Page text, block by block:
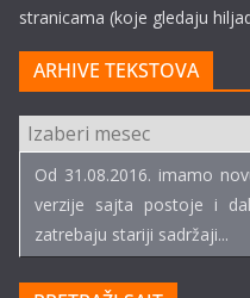
stranicama (koje gledaju
ARHIVE TEKSTOVA
ARHIVE
TEKSTOVA
Od 31.08.2016. imamo
verzije sajta postoje i
zatrebaju stariji sadržaji...